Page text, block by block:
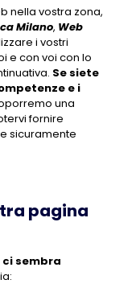
nella vostra zona,
Milano, Web
i vostri
e con voi con lo
Se siete
e i
una
fornire
sicuramente
pagina
sembra